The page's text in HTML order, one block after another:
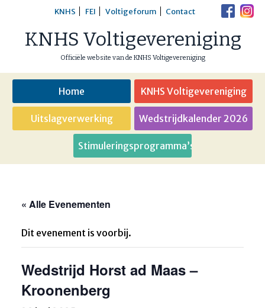
content
KNHS FEI Voltigeforum Contact
KNHS Voltigevereniging
Officiële website van de KNHS Voltigevereniging
Home KNHS Voltigevereniging
Uitslagverwerking Wedstrijdkalender 2026
Stimuleringsprogramma’s
« Alle Evenementen
Dit evenement is voorbij.
Wedstrijd Horst ad Maas –
Kroonenberg